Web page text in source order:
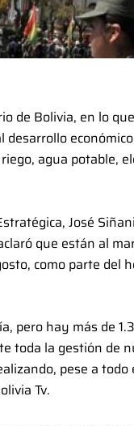
de Bolivia, en lo
agua potable,
José
que están al
como parte del
pero hay más de
toda la gestión de
pese a
Tv.